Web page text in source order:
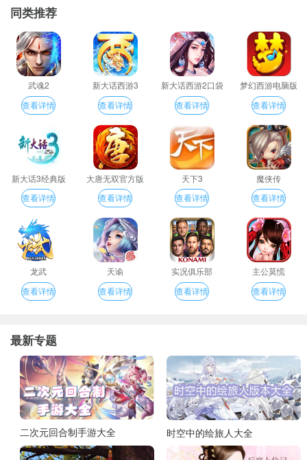
同类推荐
武魂2
查看详情
新大话西游3
查看详情
新大话西游2口袋
版
查看详情
梦幻西游电脑版
查看详情
新大话3经典版
查看详情
大唐无双官方版
查看详情
天下3
查看详情
魔侠传
查看详情
龙武
查看详情
天谕
查看详情
实况俱乐部
查看详情
主公莫慌
查看详情
最新专题
二次元回合制手游大全 时空中的绘旅人大全